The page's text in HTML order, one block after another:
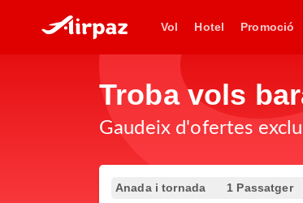
Vol Hotel Promoció
Troba vols
Gaudeix d'ofertes
Anada i tornada 1 Passatger